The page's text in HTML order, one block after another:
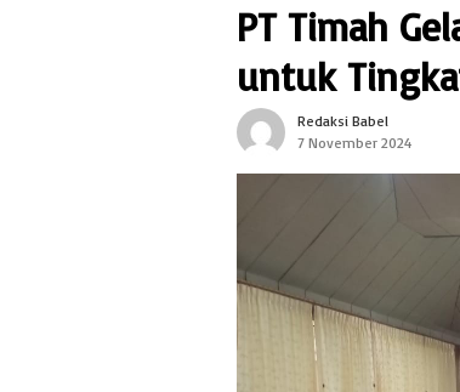
PT Timah
untuk
Redaksi Babel
7 November 2024